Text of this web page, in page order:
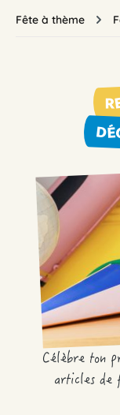
Fête à thème
Célèbre ton
articles de